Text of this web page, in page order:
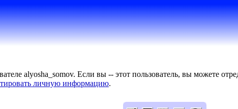
alyosha_somov. Если вы -- этот пользователь, вы можете
личную информацию.